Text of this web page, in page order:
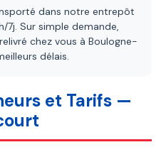
dans notre entrepôt
7j. Sur simple demande,
chez vous à Boulogne-
délais.
et Tarifs —